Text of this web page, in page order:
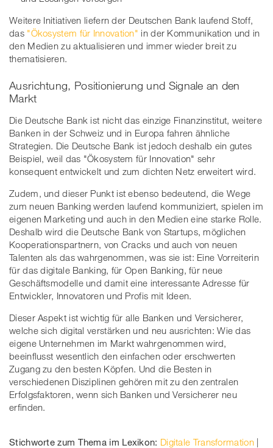
Weitere Initiativen liefern der Deutschen Bank laufend Stoff,
das "Ökosystem für Innovation" in der Kommunikation und in
den Medien zu aktualisieren und immer wieder breit zu
thematisieren.
Ausrichtung, Positionierung und Signale an den
Markt
Die Deutsche Bank ist nicht das einzige Finanzinstitut, weitere
Banken in der Schweiz und in Europa fahren ähnliche
Strategien. Die Deutsche Bank ist jedoch deshalb ein gutes
Beispiel, weil das "Ökosystem für Innovation" sehr
konsequent entwickelt und zum dichten Netz erweitert wird.
Zudem, und dieser Punkt ist ebenso bedeutend, die Wege
zum neuen Banking werden laufend kommuniziert, spielen im
eigenen Marketing und auch in den Medien eine starke Rolle.
Deshalb wird die Deutsche Bank von Startups, möglichen
Kooperationspartnern, von Cracks und auch von neuen
Talenten als das wahrgenommen, was sie ist: Eine Vorreiterin
für das digitale Banking, für Open Banking, für neue
Geschäftsmodelle und damit eine interessante Adresse für
Entwickler, Innovatoren und Profis mit Ideen.
Dieser Aspekt ist wichtig für alle Banken und Versicherer,
welche sich digital verstärken und neu ausrichten: Wie das
eigene Unternehmen im Markt wahrgenommen wird,
beeinflusst wesentlich den einfachen oder erschwerten
Zugang zu den besten Köpfen. Und die Besten in
verschiedenen Disziplinen gehören mit zu den zentralen
Erfolgsfaktoren, wenn sich Banken und Versicherer neu
erfinden.
Stichworte zum Thema im Lexikon: Digitale Transformation|